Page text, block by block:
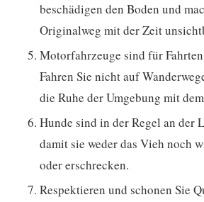
beschädigen den Boden und
Originalweg mit der Zeit
Motorfahrzeuge sind für
Fahren Sie nicht auf
die Ruhe der Umgebung mit
Hunde sind in der Regel an der
damit sie weder das Vieh noch
oder erschrecken.
Respektieren und schonen Sie